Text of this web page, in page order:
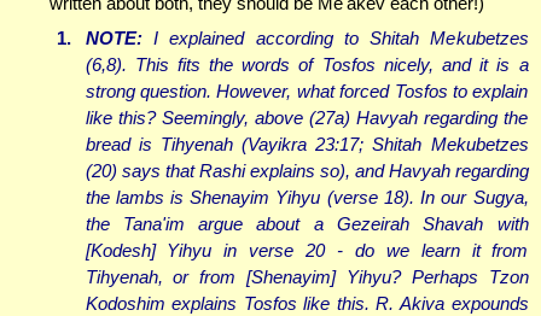
1.
NOTE:I explained according to Shitah Mekubetzes
(6,8). This fits the words of Tosfos nicely, and it is a
strong question. However, what forced Tosfos to explain
like this? Seemingly, above (27a) Havyah regarding the
bread is Tihyenah (Vayikra 23:17; Shitah Mekubetzes
(20) says that Rashi explains so), and Havyah regarding
the lambs is Shenayim Yihyu (verse 18). In our Sugya,
the Tana'im argue about a Gezeirah Shavah with
[Kodesh] Yihyu in verse 20 - do we learn it from
Tihyenah, or from [Shenayim] Yihyu? Perhaps Tzon
Kodoshim explains Tosfos like this. R. Akiva expounds